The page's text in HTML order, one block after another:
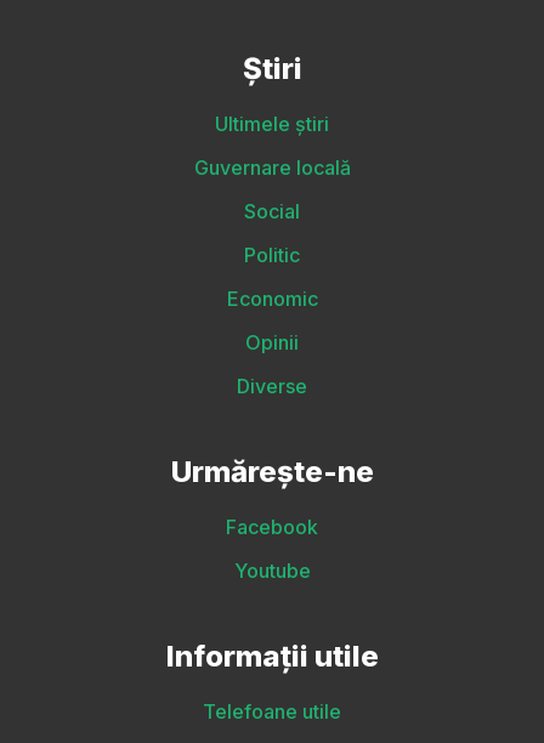
Știri
Ultimele știri
Guvernare locală
Social
Politic
Economic
Opinii
Diverse
Urmărește-ne
Facebook
Youtube
Informații utile
Telefoane utile